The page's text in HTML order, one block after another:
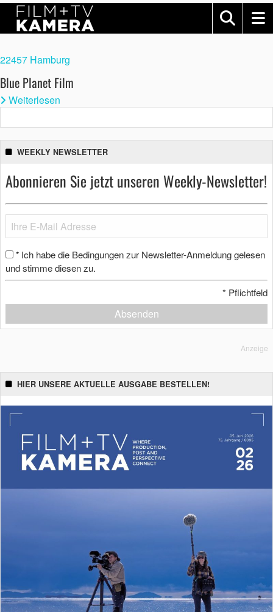
22457 Hamburg
Blue Planet Film
Weiterlesen
WEEKLY NEWSLETTER
Abonnieren Sie jetzt unseren Weekly-Newsletter!
* Ich habe die Bedingungen zur Newsletter-Anmeldung gelesen
und stimme diesen zu.
* Pflichtfeld
Absenden
Anzeige
HIER UNSERE AKTUELLE AUSGABE BESTELLEN!